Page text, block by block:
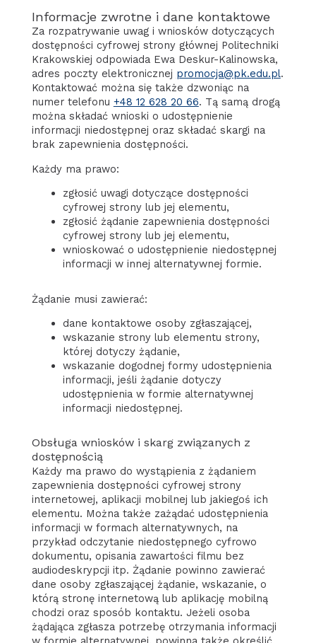
Informacje zwrotne i dane kontaktowe
Za rozpatrywanie uwag i wniosków dotyczących
dostępności cyfrowej strony głównej Politechniki
Krakowskiej odpowiada Ewa Deskur-Kalinowska,
adres poczty elektronicznej promocja@pk.edu.pl.
Kontaktować można się także dzwoniąc na
numer telefonu +48 12 628 20 66. Tą samą drogą
można składać wnioski o udostępnienie
informacji niedostępnej oraz składać skargi na
brak zapewnienia dostępności.
Każdy ma prawo:
zgłosić uwagi dotyczące dostępności
cyfrowej strony lub jej elementu,
zgłosić żądanie zapewnienia dostępności
cyfrowej strony lub jej elementu,
wnioskować o udostępnienie niedostępnej
informacji w innej alternatywnej formie.
Żądanie musi zawierać:
dane kontaktowe osoby zgłaszającej,
wskazanie strony lub elementu strony,
której dotyczy żądanie,
wskazanie dogodnej formy udostępnienia
informacji, jeśli żądanie dotyczy
udostępnienia w formie alternatywnej
informacji niedostępnej.
Obsługa wniosków i skarg związanych z
dostępnością
Każdy ma prawo do wystąpienia z żądaniem
zapewnienia dostępności cyfrowej strony
internetowej, aplikacji mobilnej lub jakiegoś ich
elementu. Można także zażądać udostępnienia
informacji w formach alternatywnych, na
przykład odczytanie niedostępnego cyfrowo
dokumentu, opisania zawartości filmu bez
audiodeskrypcji itp. Żądanie powinno zawierać
dane osoby zgłaszającej żądanie, wskazanie, o
którą stronę internetową lub aplikację mobilną
chodzi oraz sposób kontaktu. Jeżeli osoba
żądająca zgłasza potrzebę otrzymania informacji